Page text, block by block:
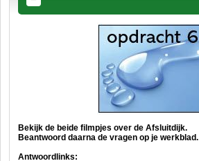
Bekijk de beide filmpjes over de Afsluitdijk.
Beantwoord daarna de vragen op je werkblad.
Antwoordlinks: